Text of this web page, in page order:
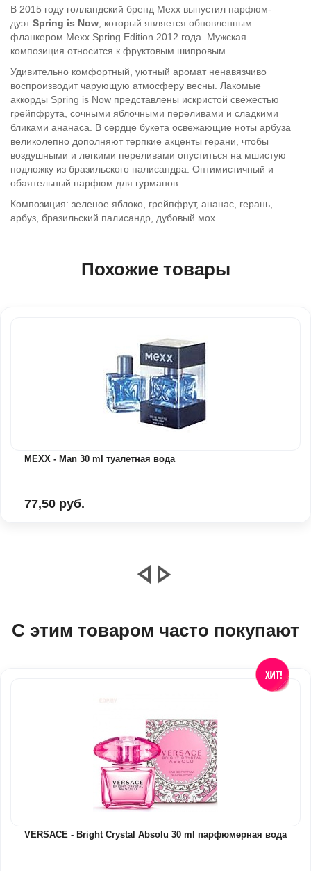
В 2015 году голландский бренд Mexx выпустил парфюм-
дуэтSpring is Now , который является обновленным
фланкером Mexx Spring Edition 2012 года. Мужская
композиция относится к фруктовым шипровым.
Удивительно комфортный, уютный аромат ненавязчиво
воспроизводит чарующую атмосферу весны. Лакомые
аккорды Spring is Now представлены искристой свежестью
грейпфрута, сочными яблочными переливами и сладкими
бликами ананаса. В сердце букета освежающие ноты арбуза
великолепно дополняют терпкие акценты герани, чтобы
воздушными и легкими переливами опуститься на мшистую
подложку из бразильского палисандра. Оптимистичный и
обаятельный парфюм для гурманов.
Композиция: зеленое яблоко, грейпфрут, ананас, герань,
арбуз, бразильский палисандр, дубовый мох.
Похожие товары
MEXX - Man 30 ml туалетная вода
77,50 руб.
С этим товаром часто покупают
VERSACE - Bright Crystal Absolu 30 ml парфюмерная вода